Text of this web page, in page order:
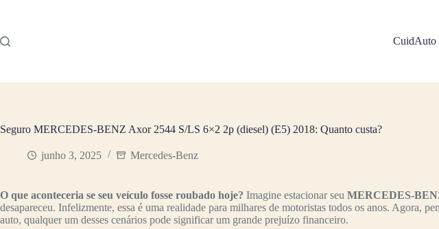
conteúdo
CuidAuto
Seguro MERCEDES-BENZ Axor 2544 S/LS 6×2 2p (diesel) (E5) 2018: Quanto custa?
junho 3, 2025 Mercedes-Benz
O que aconteceria se seu veículo fosse roubado hoje? Imagine estacionar seu MERCEDES-
desapareceu. Infelizmente, essa é uma realidade para milhares de motoristas todos os anos. Agora,
auto, qualquer um desses cenários pode significar um grande prejuízo financeiro.